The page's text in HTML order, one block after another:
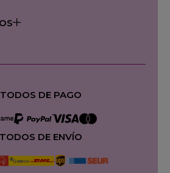
DE PAGO
DE ENVÍO